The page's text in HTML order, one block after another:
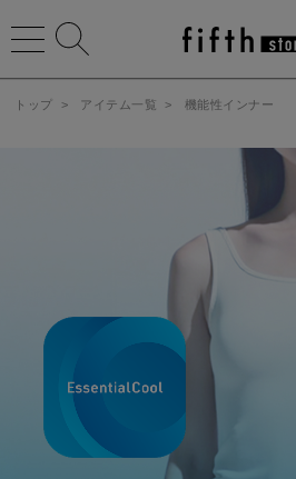
トップ > アイテム一覧 > 機能性インナー